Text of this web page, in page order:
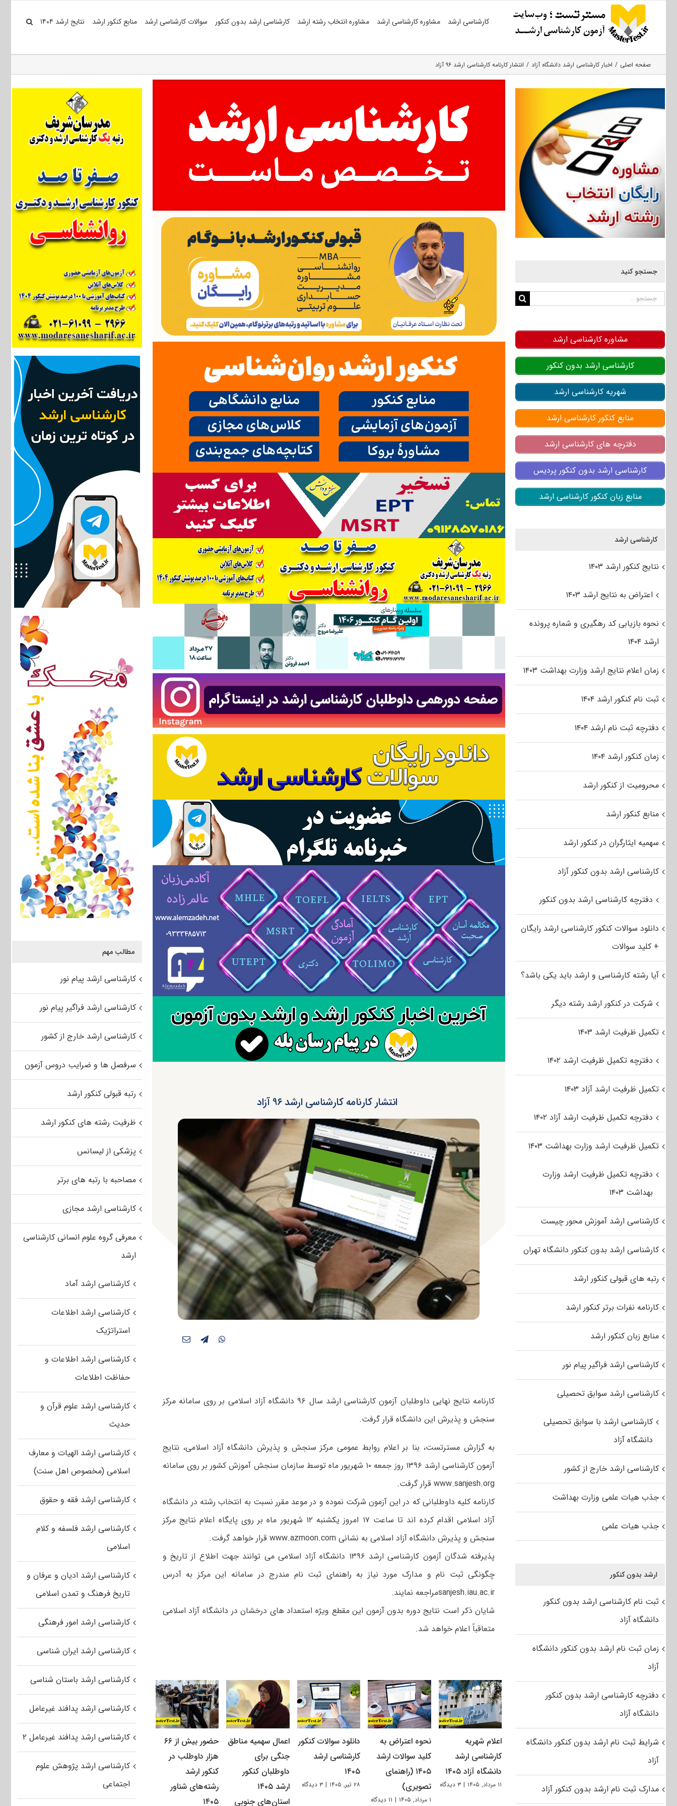
کارشناسی ارشد مشاوره کارشناسی ارشد مشاوره انتخاب رشته ارشد کارشناسی ارشد بدون کنکور سوالات کارشناسی ارشد منابع کنکور ارشد نتایج ارشد ۱۴۰۴
صفحه اصلی اخبار کارشناسی ارشد دانشگاه آزاد انتشار کارنامه کارشناسی ارشد ۹۶ آزاد
انتشار کارنامه کارشناسی ارشد ۹۶ آزاد
کارنامه نتایج نهایی داوطلبان آزمون کارشناسی ارشد سال ۹۶ دانشگاه آزاد اسلامی بر روی سامانه مرکز
سنجش و پذیرش این دانشگاه قرار گرفت.
به گزارش مسترتست، بنا بر اعلام روابط عمومی مرکز سنجش و پذیرش دانشگاه آزاد اسلامی، نتایج
آزمون کارشناسی ارشد ۱۳۹۶ روز جمعه ۱۰ شهریور ماه توسط سازمان سنجش آموزش کشور بر روی سامانه
www.sanjesh.org قرار گرفت.
کارنامه کلیه داوطلبانی که در این آزمون شرکت نموده و در موعد مقرر نسبت به انتخاب رشته در دانشگاه
آزاد اسلامی اقدام کرده اند تا ساعت ۱۷ امروز یکشنبه ۱۲ شهریور ماه بر روی پایگاه اعلام نتایج مرکز
سنجش و پذیرش دانشگاه آزاد اسلامی به نشانی www.azmoon.com قرار خواهد گرفت.
پذیرفته شدگان آزمون کارشناسی ارشد ۱۳۹۶ دانشگاه آزاد اسلامی می توانند جهت اطلاع از تاریخ و
چگونگی ثبت نام و مدارک مورد نیاز به راهنمای ثبت نام مندرج در سامانه این مرکز به آدرس
sanjesh.iau.ac.irمراجعه نمایند.
شایان ذکر است نتایج دوره بدون آزمون این مقطع ویژه استعداد های درخشان در دانشگاه آزاد اسلامی
متعاقباً اعلام خواهد شد.
اعلام شهریه
کارشناسی ارشد
دانشگاه آزاد ۱۴۰۵
۱۱ مرداد, ۱۴۰۵ | ۳ دیدگاه
نحوه اعتراض به
کلید سوالات ارشد
۱۴۰۵ (راهنمای
تصویری)
۱ مرداد, ۱۴۰۵ | ۱۱ دیدگاه
دانلود سوالات کنکور
کارشناسی ارشد
۱۴۰۵
۲۸ تیر, ۱۴۰۵ | ۳ دیدگاه
اعمال سهمیه مناطق
جنگی برای
داوطلبان کنکور
ارشد ۱۴۰۵
استان‌های جنوبی
حضور بیش از ۶۶
هزار داوطلب در
کنکور ارشد
رشته‌های شناور
۱۴۰۵
مطالب مهم
کارشناسی ارشد پیام نور
کارشناسی ارشد فراگیر پیام نور
کارشناسی ارشد خارج از کشور
سرفصل ها و ضرایب دروس آزمون
رتبه قبولی کنکور ارشد
ظرفیت رشته های کنکور ارشد
پزشکی از لیسانس
مصاحبه با رتبه های برتر
کارشناسی ارشد مجازی
معرفی گروه علوم انسانی کارشناسی
ارشد
کارشناسی ارشد آماد
کارشناسی ارشد اطلاعات
استراتژیک
کارشناسی ارشد اطلاعات و
حفاظت اطلاعات
کارشناسی ارشد علوم قرآن و
حدیث
کارشناسی ارشد الهیات و معارف
اسلامی (مخصوص اهل سنت)
کارشناسی ارشد فقه و حقوق
کارشناسی ارشد فلسفه و کلام
اسلامی
کارشناسی ارشد ادیان و عرفان و
تاریخ فرهنگ و تمدن اسلامی
کارشناسی ارشد امور فرهنگی
کارشناسی ارشد ایران شناسی
کارشناسی ارشد باستان شناسی
کارشناسی ارشد پدافند غیرعامل
کارشناسی ارشد پدافند غیرعامل ۲
کارشناسی ارشد پژوهش علوم
اجتماعی
جستجو کنید
جستجو
مشاوره کارشناسی ارشد
کارشناسی ارشد بدون کنکور
شهریه کارشناسی ارشد
منابع کنکور کارشناسی ارشد
دفترچه های کارشناسی ارشد
کارشناسی ارشد بدون کنکور پردیس
منابع زبان کنکور کارشناسی ارشد
کارشناسی ارشد
نتایج کنکور ارشد ۱۴۰۳
اعتراض به نتایج ارشد ۱۴۰۳
نحوه بازیابی کد رهگیری و شماره پرونده
ارشد ۱۴۰۴
زمان اعلام نتایج ارشد وزارت بهداشت ۱۴۰۳
ثبت نام کنکور ارشد ۱۴۰۴
دفترچه ثبت نام ارشد ۱۴۰۴
زمان کنکور ارشد ۱۴۰۴
محرومیت از کنکور ارشد
منابع کنکور ارشد
سهمیه ایثارگران در کنکور ارشد
کارشناسی ارشد بدون کنکور آزاد
دفترچه کارشناسی ارشد بدون کنکور
دانلود سوالات کنکور کارشناسی ارشد رایگان
+ کلید سوالات
آیا رشته کارشناسی و ارشد باید یکی باشد؟
شرکت در کنکور ارشد رشته دیگر
تکمیل ظرفیت ارشد ۱۴۰۳
دفترچه تکمیل ظرفیت ارشد ۱۴۰۲
تکمیل ظرفیت ارشد آزاد ۱۴۰۳
دفترچه تکمیل ظرفیت ارشد آزاد ۱۴۰۲
تکمیل ظرفیت ارشد وزارت بهداشت ۱۴۰۳
دفترچه تکمیل ظرفیت ارشد وزارت
بهداشت ۱۴۰۳
کارشناسی ارشد آموزش محور چیست
کارشناسی ارشد بدون کنکور دانشگاه تهران
رتبه های قبولی کنکور ارشد
کارنامه نفرات برتر کنکور ارشد
منابع زبان کنکور ارشد
کارشناسی ارشد فراگیر پیام نور
کارشناسی ارشد سوابق تحصیلی
کارشناسی ارشد با سوابق تحصیلی
دانشگاه آزاد
کارشناسی ارشد خارج از کشور
جذب هیات علمی وزارت بهداشت
جذب هیات علمی
ارشد بدون کنکور
ثبت نام کارشناسی ارشد بدون کنکور
دانشگاه آزاد
زمان ثبت نام ارشد بدون کنکور دانشگاه
آزاد
دفترچه کارشناسی ارشد بدون کنکور
دانشگاه آزاد
شرایط ثبت نام ارشد بدون کنکور دانشگاه
آزاد
مدارک ثبت نام ارشد بدون کنکور آزاد